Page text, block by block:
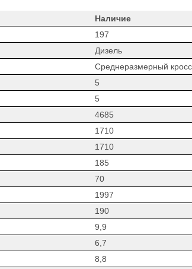
Наличие
197
Дизель
Среднеразмерный
5
5
4685
1710
1710
185
70
1997
190
9,9
6,7
8,8